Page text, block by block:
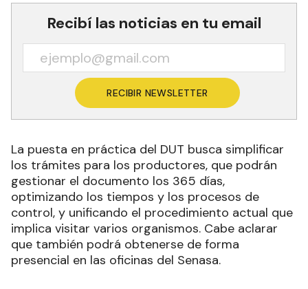
Recibí las noticias en tu email
RECIBIR NEWSLETTER
La puesta en práctica del DUT busca simplificar
los trámites para los productores, que podrán
gestionar el documento los 365 días,
optimizando los tiempos y los procesos de
control, y unificando el procedimiento actual que
implica visitar varios organismos. Cabe aclarar
que también podrá obtenerse de forma
presencial en las oficinas del Senasa.